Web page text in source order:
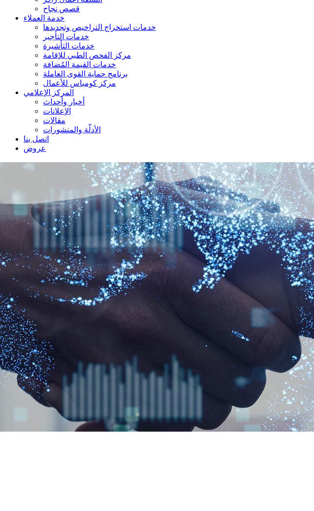
قصص نجاح
خدمة العملاء
خدمات استخراج التراخيص وتجديدها
خدمات التأجير
خدمات التأشيرة
مركز الفحص الطبي للإقامة
خدمات القيمة المُضافة
برنامج حماية القوى العاملة
مركز كومباس للأعمال
المركز الإعلامي
أخبار وأحداث
الإعلانات
مقالات
الأدلّة والمنشورات
اتصل بنا
عروض